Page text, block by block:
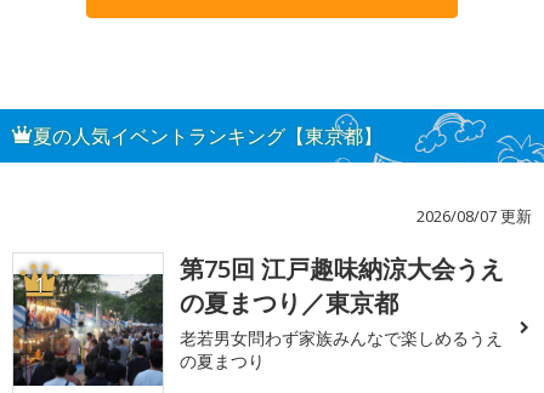
夏の人気イベントランキング【東京都】
2026/08/07 更新
1
第75回 江戸趣味納涼大会うえ
の夏まつり／東京都
老若男女問わず家族みんなで楽しめるうえ
の夏まつり